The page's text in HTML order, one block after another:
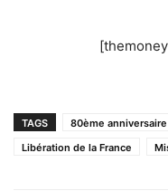
TAGS
80ème
Libération de la France